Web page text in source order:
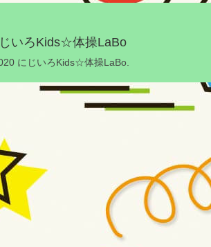
いろKids☆体操LaBo
にじいろKids☆体操LaBo.